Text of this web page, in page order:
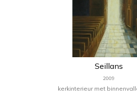
Seillans
2009
kerkinterieur met